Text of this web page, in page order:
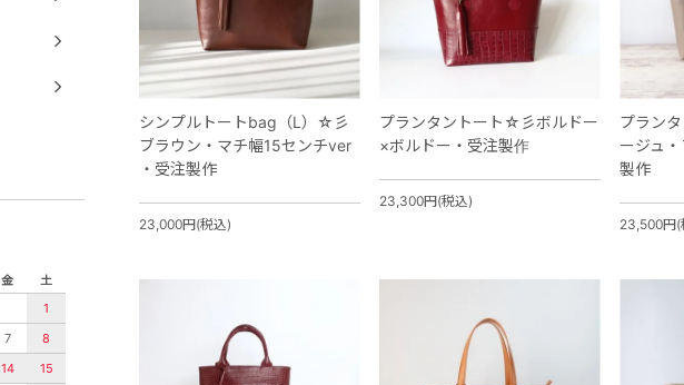
シンプルトートbag（L）☆彡
ブラウン・マチ幅15センチver
・受注製作
23,000円(税込)
プランタントート☆彡ボルドー
×ボルドー・受注製作
23,300円(税込)
プラン
ージュ
製作
23,500円(
金
土
1
7
8
14
15